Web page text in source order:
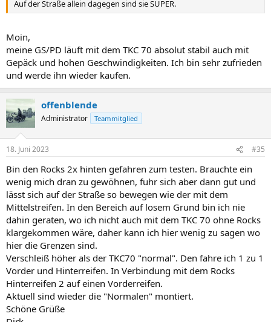
Auf der Straße allein dagegen sind sie SUPER.
Moin,
meine GS/PD läuft mit dem TKC 70 absolut stabil auch mit
Gepäck und hohen Geschwindigkeiten. Ich bin sehr zufrieden
und werde ihn wieder kaufen.
offenblende
Administrator Teammitglied
18. Juni 2023 #35
Bin den Rocks 2x hinten gefahren zum testen. Brauchte ein
wenig mich dran zu gewöhnen, fuhr sich aber dann gut und
lässt sich auf der Straße so bewegen wie der mit dem
Mittelstreifen. In den Bereich auf losem Grund bin ich nie
dahin geraten, wo ich nicht auch mit dem TKC 70 ohne Rocks
klargekommen wäre, daher kann ich hier wenig zu sagen wo
hier die Grenzen sind.
Verschleiß höher als der TKC70 "normal". Den fahre ich 1 zu 1
Vorder und Hinterreifen. In Verbindung mit dem Rocks
Hinterreifen 2 auf einen Vorderreifen.
Aktuell sind wieder die "Normalen" montiert.
Schöne Grüße